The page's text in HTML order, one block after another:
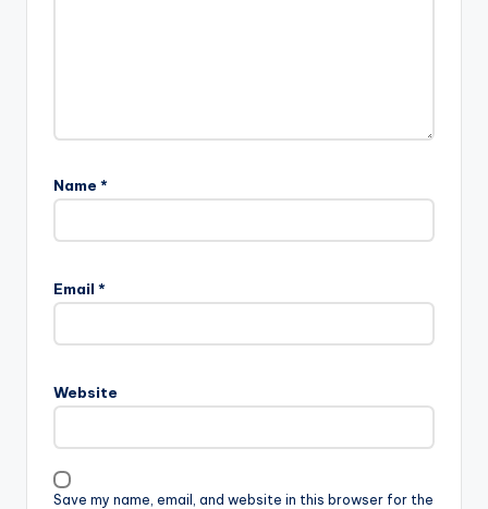
Name *
Email *
Website
Save my name, email, and website in this browser for the